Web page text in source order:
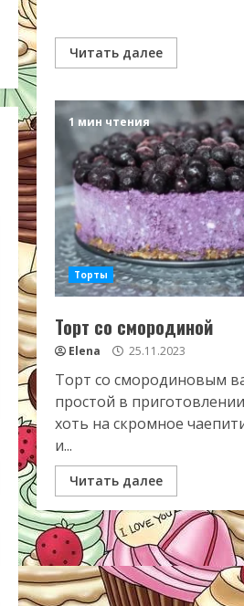
Читать далее
1 мин чтения
Торты
Торт со смородиной
Elena 25.11.2023
Торт со смородиновым
простой в
хоть на скромное
и...
Читать далее